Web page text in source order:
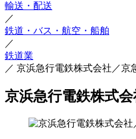
輸送・配送
／
鉄道・バス・航空・船舶
／
鉄道業
／ 京浜急行電鉄株式会社／京
京浜急行電鉄株式